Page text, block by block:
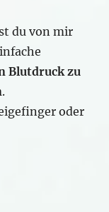
du von mir
Blutdruck zu
.
oder